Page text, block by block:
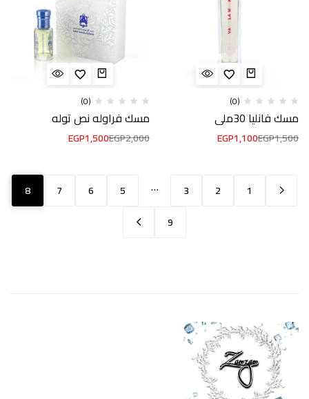
(0)
مسك فانليا 30ملي
EGP1,500
EGP1,100
(0)
مسك فراوله نص توله
EGP2,000
EGP1,500
1
2
3
…
5
6
7
8
9